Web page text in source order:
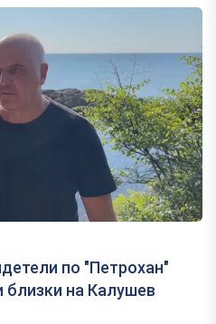
по "Петрохан"
близки на Калушев